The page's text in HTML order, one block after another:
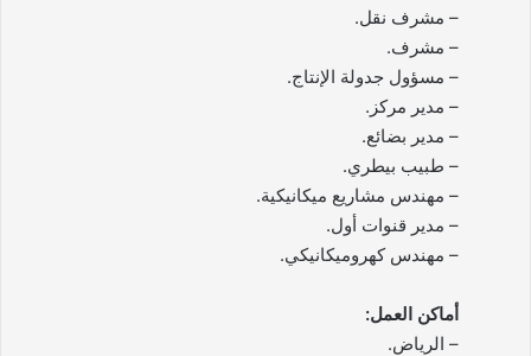
– مشرف نقل.
– مشرف.
– مسؤول جدولة الإنتاج.
– مدير مركز.
– مدير بضائع.
– طبيب بيطري.
– مهندس مشاريع ميكانيكية.
– مدير قنوات أول.
– مهندس كهروميكانيكي.
أماكن العمل:
– الرياض.